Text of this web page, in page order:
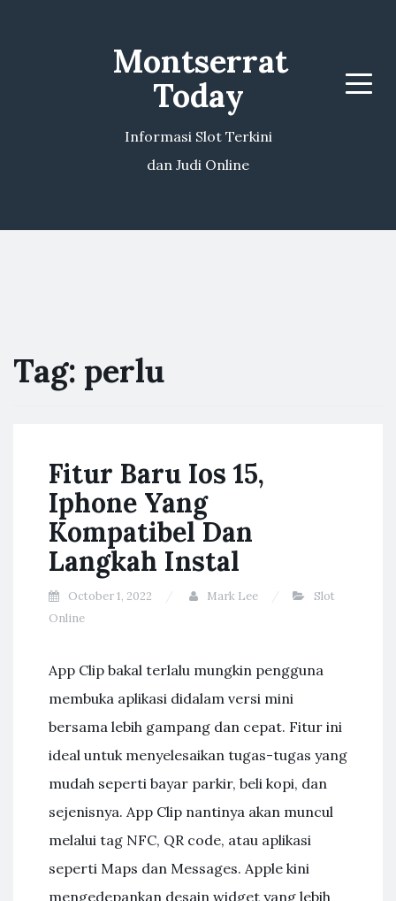
Montserrat
Today
Informasi Slot Terkini
dan Judi Online
Menu
Tag: perlu
Fitur Baru Ios 15,
Iphone Yang
Kompatibel Dan
Langkah Instal
October 1, 2022 Mark Lee
Slot
Online
App Clip bakal terlalu mungkin pengguna
membuka aplikasi didalam versi mini
bersama lebih gampang dan cepat. Fitur ini
ideal untuk menyelesaikan tugas-tugas yang
mudah seperti bayar parkir, beli kopi, dan
sejenisnya. App Clip nantinya akan muncul
melalui tag NFC, QR code, atau aplikasi
seperti Maps dan Messages. Apple kini
mengedepankan desain widget yang lebih